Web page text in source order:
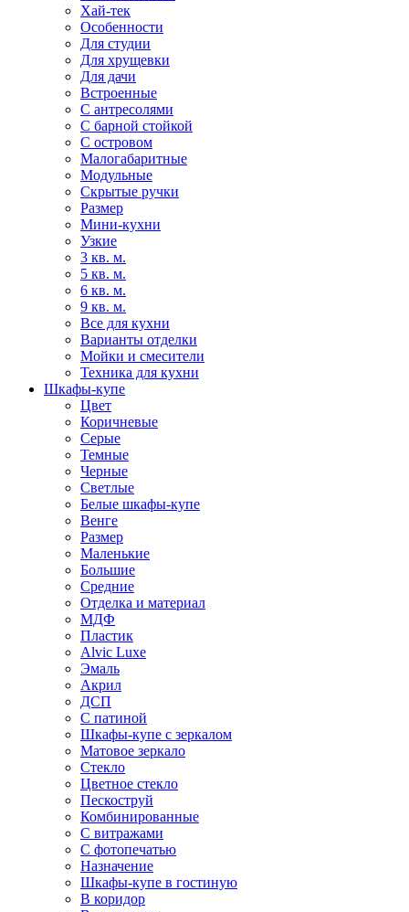
Хай-тек
Особенности
Для студии
Для хрущевки
Для дачи
Встроенные
С антресолями
С барной стойкой
С островом
Малогабаритные
Модульные
Скрытые ручки
Размер
Мини-кухни
Узкие
3 кв. м.
5 кв. м.
6 кв. м.
9 кв. м.
Все для кухни
Варианты отделки
Мойки и смесители
Техника для кухни
Шкафы-купе
Цвет
Коричневые
Серые
Темные
Черные
Светлые
Белые шкафы-купе
Венге
Размер
Маленькие
Большие
Средние
Отделка и материал
МДФ
Пластик
Alvic Luxe
Эмаль
Акрил
ДСП
С патиной
Шкафы-купе с зеркалом
Матовое зеркало
Стекло
Цветное стекло
Пескоструй
Комбинированные
С витражами
С фотопечатью
Назначение
Шкафы-купе в гостиную
В коридор